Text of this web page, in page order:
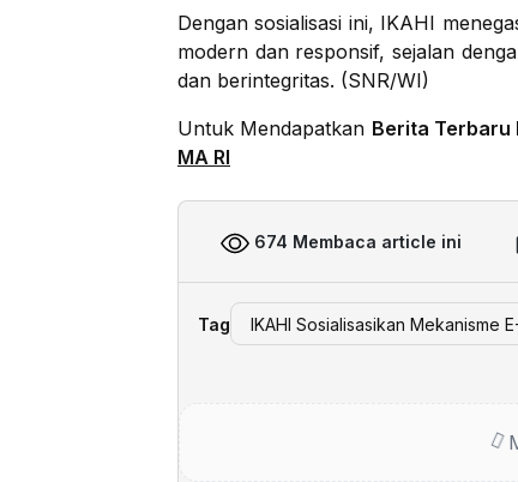
Dengan sosialisasi ini, IKAHI
modern dan responsif, sejalan
dan berintegritas. (SNR/WI)
Untuk Mendapatkan Berita Terbaru
MA RI
674 Membaca article ini
Tag IKAHI Sosialisasikan Mekanisme